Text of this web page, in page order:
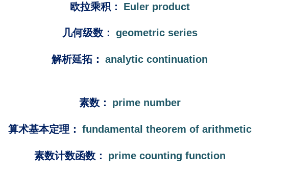
欧拉乘积： Euler product
几何级数： geometric series
解析延拓 ： analytic continuation
素数： prime number
算术基本定理 ： fundamental theorem of arithmetic
素数计数函数： prime counting function